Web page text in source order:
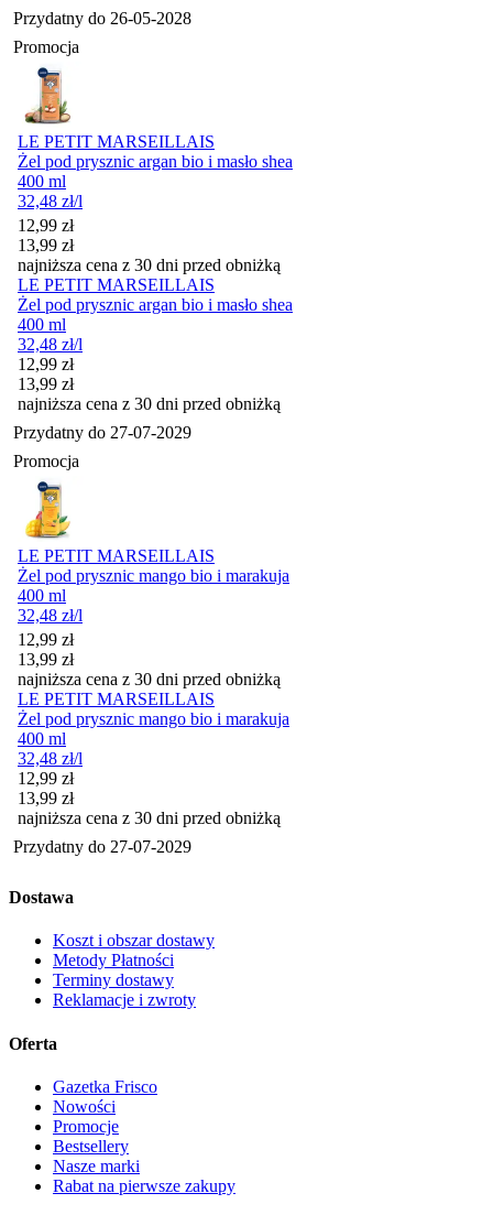
Przydatny do 26-05-2028
Promocja
LE PETIT MARSEILLAIS
Żel pod prysznic argan bio i masło shea
400 ml
32,48 zł/l
Cena promocyjna
12,99 zł
13,99 zł
najniższa cena z 30 dni przed obniżką
LE PETIT MARSEILLAIS
Żel pod prysznic argan bio i masło shea
400 ml
32,48 zł/l
Cena promocyjna
12,99 zł
13,99 zł
najniższa cena z 30 dni przed obniżką
Przydatny do 27-07-2029
Promocja
LE PETIT MARSEILLAIS
Żel pod prysznic mango bio i marakuja
400 ml
32,48 zł/l
Cena promocyjna
12,99 zł
13,99 zł
najniższa cena z 30 dni przed obniżką
LE PETIT MARSEILLAIS
Żel pod prysznic mango bio i marakuja
400 ml
32,48 zł/l
Cena promocyjna
12,99 zł
13,99 zł
najniższa cena z 30 dni przed obniżką
Przydatny do 27-07-2029
Dostawa
Koszt i obszar dostawy
Metody Płatności
Terminy dostawy
Reklamacje i zwroty
Oferta
Gazetka Frisco
Nowości
Promocje
Bestsellery
Nasze marki
Rabat na pierwsze zakupy